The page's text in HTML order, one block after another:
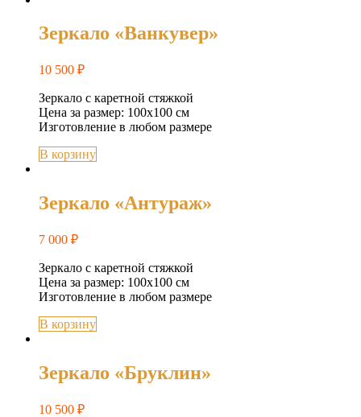
Зеркало «Ванкувер»
10 500 ₽
Зеркало с каретной стяжкой
Цена за размер: 100х100 см
Изготовление в любом размере
В корзину
Зеркало «Антураж»
7 000 ₽
Зеркало с каретной стяжкой
Цена за размер: 100х100 см
Изготовление в любом размере
В корзину
Зеркало «Бруклин»
10 500 ₽